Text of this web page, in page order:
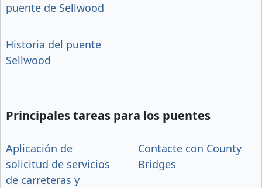
puente de Sellwood
Historia del puente
Sellwood
Principales tareas para los puentes
Aplicación de
solicitud de servicios
de carreteras y
Contacte con County
Bridges